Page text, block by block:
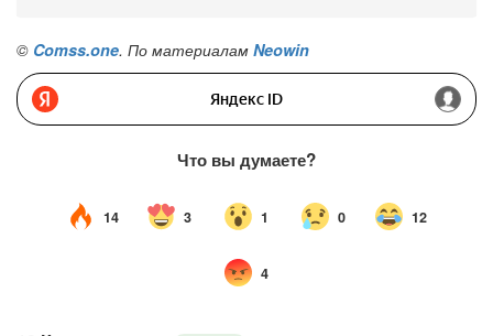
© Comss.one. По материалам Neowin